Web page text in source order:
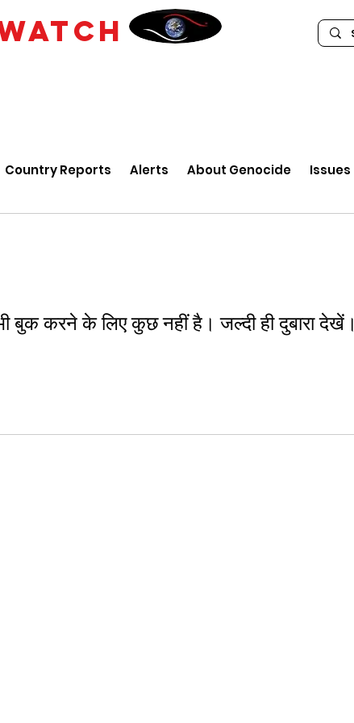
Country Reports Alerts About Genocide Issues
बुक करने के लिए कुछ नहीं है। जल्दी ही दुबारा देखें।